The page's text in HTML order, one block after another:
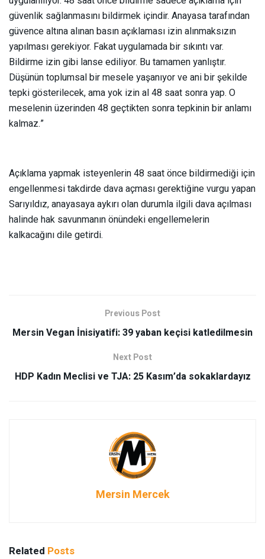
güvenlik sağlanmasını bildirmek içindir. Anayasa tarafından
güvence altına alınan basın açıklaması izin alınmaksızın
yapılması gerekiyor. Fakat uygulamada bir sıkıntı var.
Bildirme izin gibi lanse ediliyor. Bu tamamen yanlıştır.
Düşünün toplumsal bir mesele yaşanıyor ve ani bir şekilde
tepki gösterilecek, ama yok izin al 48 saat sonra yap. O
meselenin üzerinden 48 geçtikten sonra tepkinin bir anlamı
kalmaz.”
Açıklama yapmak isteyenlerin 48 saat önce bildirmediği için
engellenmesi takdirde dava açması gerektiğine vurgu yapan
Sarıyıldız, anayasaya aykırı olan durumla ilgili dava açılması
halinde hak savunmanın önündeki engellemelerin
kalkacağını dile getirdi.
Previous Post
Mersin Vegan İnisiyatifi: 39 yaban keçisi katledilmesin
Next Post
HDP Kadın Meclisi ve TJA: 25 Kasım’da sokaklardayız
Mersin Mercek
Related Posts